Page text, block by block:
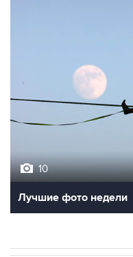
10
Лучшие фото недели